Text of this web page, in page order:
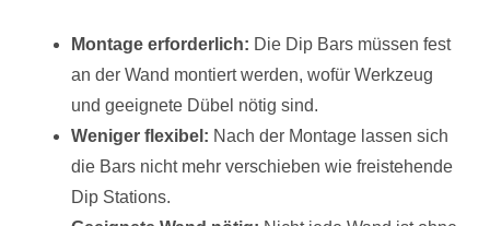
Montage erforderlich: Die Dip Bars müssen fest
an der Wand montiert werden, wofür Werkzeug
und geeignete Dübel nötig sind.
Weniger flexibel: Nach der Montage lassen sich
die Bars nicht mehr verschieben wie freistehende
Dip Stations.